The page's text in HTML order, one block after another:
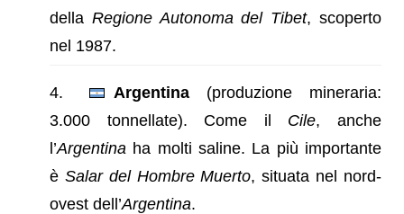
della Regione Autonoma del Tibet, scoperto
nel 1987.
Argentina(produzione mineraria:
3.000 tonnellate). Come il Cile, anche
l’Argentina ha molti saline. La più importante
è Salar del Hombre Muerto, situata nel nord-
ovest dell’Argentina.